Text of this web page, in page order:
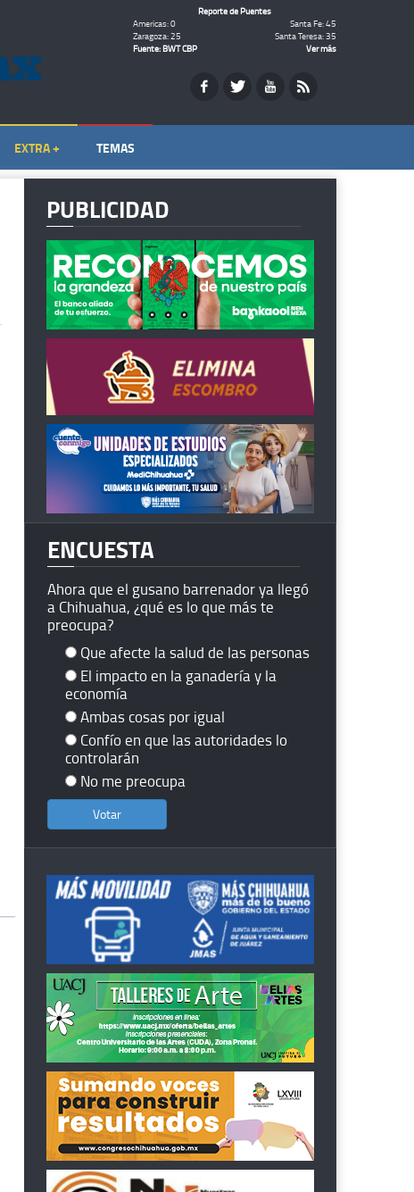
Reporte de Puentes
Americas: 0
Santa Fe: 45
Zaragoza: 25
Santa Teresa: 35
Fuente: BWT CBP
Ver más
EXTRA + TEMAS
PUBLICIDAD
ENCUESTA
Ahora que el gusano barrenador ya llegó
a Chihuahua, ¿qué es lo que más te
preocupa?
Que afecte la salud de las personas
El impacto en la ganadería y la
economía
Ambas cosas por igual
Confío en que las autoridades lo
controlarán
No me preocupa